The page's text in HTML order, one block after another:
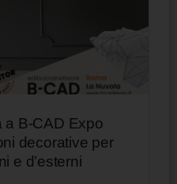
a B-CAD Expo
decorative per
e d’esterni